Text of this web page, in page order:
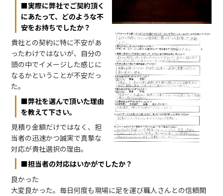
■実際に弊社でご契約頂く
にあたって、どのような不
安をお持ちでしたか？
貴社との契約に特に不安があ
ったわけではないが、自分の
頭の中でイメージした感じに
なるかということが不安だっ
た。
■弊社を選んで頂いた理由
を教えて下さい。
見積り金額だけではなく、担
当者の迅速かつ誠実で真摯な
対応が貴社選択の理由。
■担当者の対応はいかがでしたか？
良かった
大変良かった。毎日何度も現場に足を運び職人さんとの信頼関